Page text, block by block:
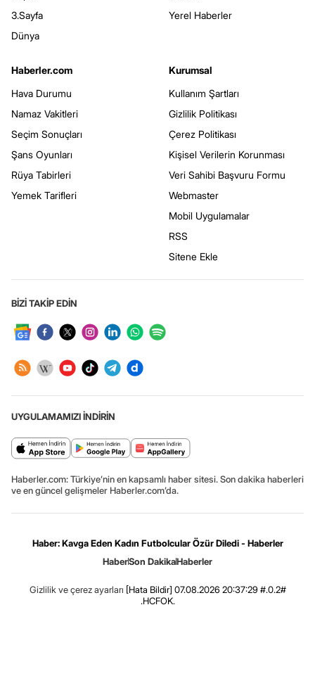
3.Sayfa
Dünya
Yerel Haberler
Haberler.com
Hava Durumu
Namaz Vakitleri
Seçim Sonuçları
Şans Oyunları
Rüya Tabirleri
Yemek Tarifleri
Kurumsal
Kullanım Şartları
Gizlilik Politikası
Çerez Politikası
Kişisel Verilerin Korunması
Veri Sahibi Başvuru Formu
Webmaster
Mobil Uygulamalar
RSS
Sitene Ekle
BİZİ TAKİP EDİN
UYGULAMAMIZI İNDİRİN
Haberler.com: Türkiye’nin en kapsamlı haber sitesi. Son dakika haberleri
ve en güncel gelişmeler Haberler.com’da.
Haber: Kavga Eden Kadın Futbolcular Özür Diledi - Haberler
HaberSon DakikaHaberler
Gizlilik ve çerez ayarları [Hata Bildir] 07.08.2026 20:37:29 #.0.2#
.HCFOK.